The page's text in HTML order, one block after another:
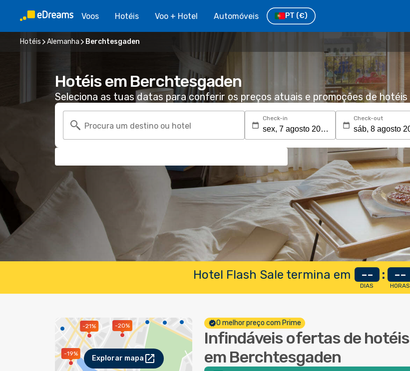
Voos Hotéis Voo + Hotel Automóveis PT (€)
Hotéis Alemanha Berchtesgaden
Hotéis em Berchtesgaden
Seleciona as tuas datas para conferir os preços atuais e promoções de hotéis
Procura um destino ou hotel
Check-in Check-out
Hotel Flash Sale termina em --
DIAS
: --
HORAS
-20%
-21%
-19%
Explorar mapa
O melhor preço com Prime
Infindáveis ofertas de hotéis
em Berchtesgaden